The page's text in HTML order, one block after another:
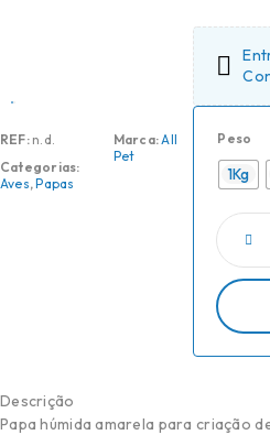
REF: n.d.
Categorias:
Aves,Papas
Marca:All
Pet
Peso
1Kg
Descrição
Papa húmida amarela para criação